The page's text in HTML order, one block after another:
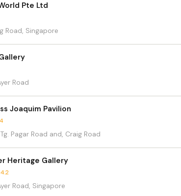
Pte Ltd
Road, Singapore
Road
Joaquim Pavilion
Pagar Road and, Craig Road
Heritage Gallery
Road, Singapore